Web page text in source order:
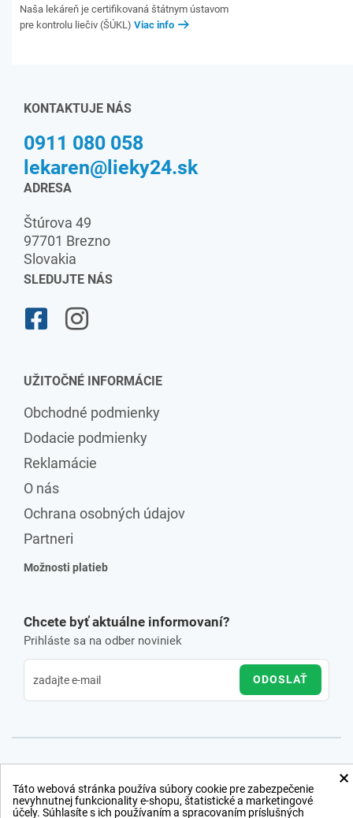
Naša lekáreň je certifikovaná štátnym ústavom
pre kontrolu liečiv (ŠÚKL) Viac info
KONTAKTUJE NÁS
0911 080 058
lekaren@lieky24.sk
ADRESA
Štúrova 49
97701 Brezno
Slovakia
SLEDUJTE NÁS
UŽITOČNÉ INFORMÁCIE
Obchodné podmienky
Dodacie podmienky
Reklamácie
O nás
Ochrana osobných údajov
Partneri
Možnosti platieb
Chcete byť aktuálne informovaní?
Prihláste sa na odber noviniek
ODOSLAŤ
×
Táto webová stránka používa súbory cookie pre zabezpečenie
nevyhnutnej funkcionality e-shopu, štatistické a marketingové
účely. Súhlasíte s ich používaním a spracovaním príslušných